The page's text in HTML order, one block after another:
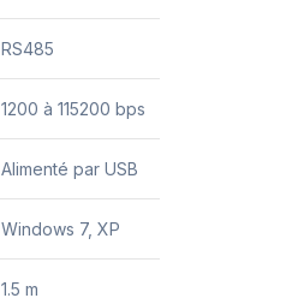
RS485
1200 à 115200 bps
Alimenté par USB
Windows 7, XP
1.5 m